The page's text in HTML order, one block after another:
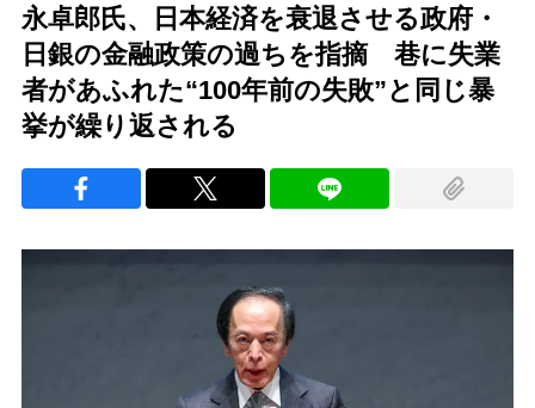
永卓郎氏、日本経済を衰退させる政府・
日銀の金融政策の過ちを指摘 巷に失業
者があふれた“100年前の失敗”と同じ暴
挙が繰り返される